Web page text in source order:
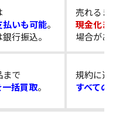
いも可能。
行振込。
売れるま
現金化ま
場合があ
まで
括買取。
規約に違
すべての